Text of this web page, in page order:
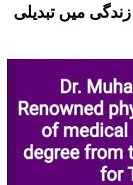
زندگی میں تبدیلی